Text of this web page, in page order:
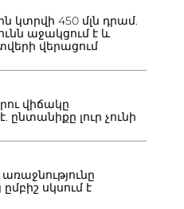
կտրվի 450 մլն դրամ.
աջակցում է և
վերացում
վիճակը
լուր չունի
սկսում է